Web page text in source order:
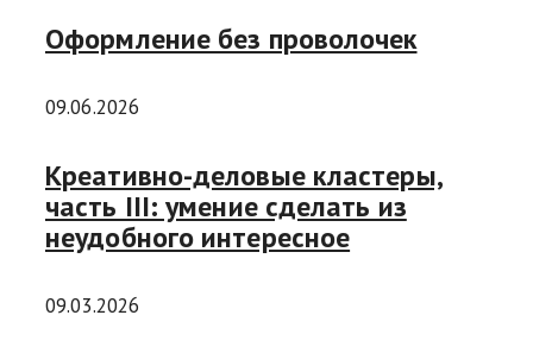
Оформление без проволочек
09.06.2026
Креативно-деловые кластеры,
часть III: умение сделать из
неудобного интересное
09.03.2026